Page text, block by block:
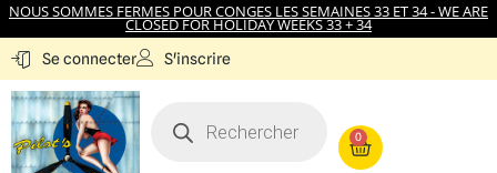
NOUS SOMMES FERMES POUR CONGES LES SEMAINES 33 ET 34 - WE ARE
CLOSED FOR HOLIDAY WEEKS 33 + 34
Se connecter S'inscrire
0